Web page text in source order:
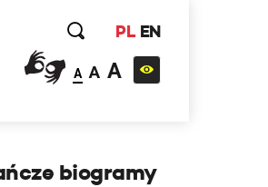
PL EN
A A A
biogramy